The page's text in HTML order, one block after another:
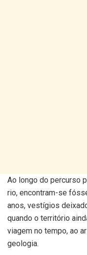
Ao longo do percurso
rio, encontram-se
anos, vestígios
quando o território
viagem no tempo, ao
geologia.